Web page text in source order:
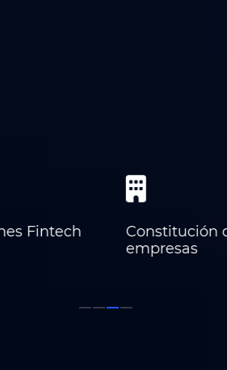
Constitución de
empresas